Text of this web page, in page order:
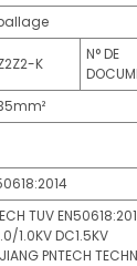
K
N° DE
TUV
1.0KV DC1.5KV
PNTECH